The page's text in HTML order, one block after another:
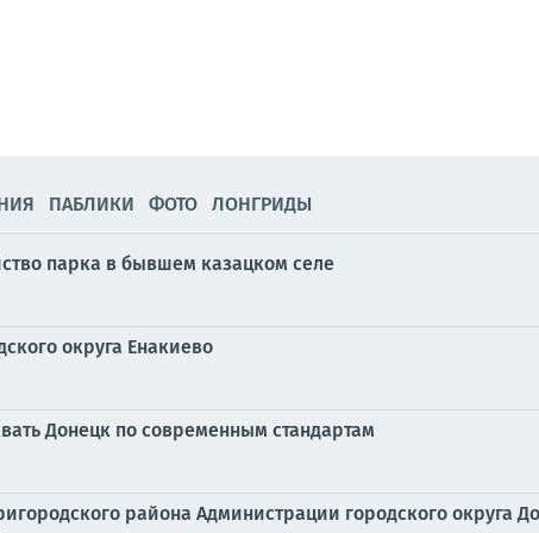
ПАБЛИКИ ФОТО ЛОНГРИДЫ
парка в бывшем казацком селе
округа Енакиево
Донецк по современным стандартам
района Администрации городского округа